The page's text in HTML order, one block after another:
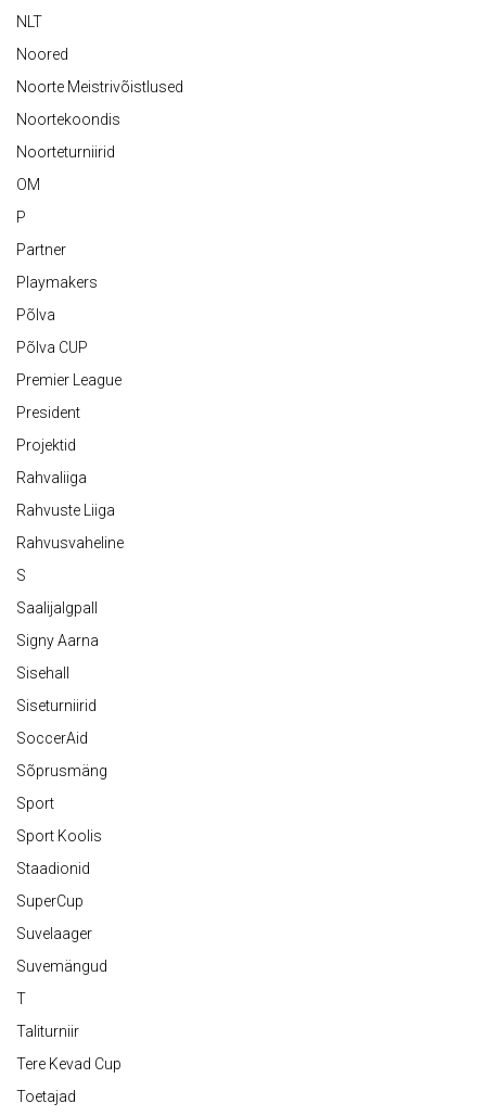
NLT
Noored
Noorte Meistrivõistlused
Noortekoondis
Noorteturniirid
OM
P
Partner
Playmakers
Põlva
Põlva CUP
Premier League
President
Projektid
Rahvaliiga
Rahvuste Liiga
Rahvusvaheline
S
Saalijalgpall
Signy Aarna
Sisehall
Siseturniirid
SoccerAid
Sõprusmäng
Sport
Sport Koolis
Staadionid
SuperCup
Suvelaager
Suvemängud
T
Taliturniir
Tere Kevad Cup
Toetajad